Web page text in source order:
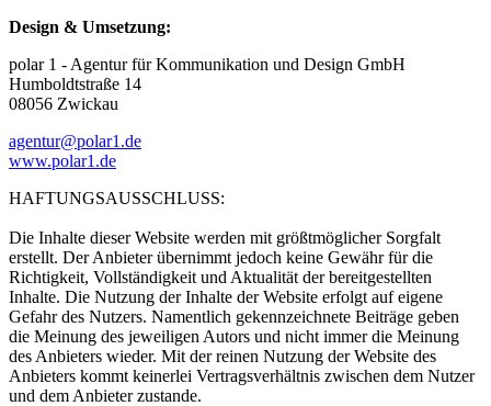
Design & Umsetzung:
polar 1 - Agentur für Kommunikation und Design GmbH
Humboldtstraße 14
08056 Zwickau
agentur@polar1.de
www.polar1.de
HAFTUNGSAUSSCHLUSS:
Die Inhalte dieser Website werden mit größtmöglicher Sorgfalt
erstellt. Der Anbieter übernimmt jedoch keine Gewähr für die
Richtigkeit, Vollständigkeit und Aktualität der bereitgestellten
Inhalte. Die Nutzung der Inhalte der Website erfolgt auf eigene
Gefahr des Nutzers. Namentlich gekennzeichnete Beiträge geben
die Meinung des jeweiligen Autors und nicht immer die Meinung
des Anbieters wieder. Mit der reinen Nutzung der Website des
Anbieters kommt keinerlei Vertragsverhältnis zwischen dem Nutzer
und dem Anbieter zustande.